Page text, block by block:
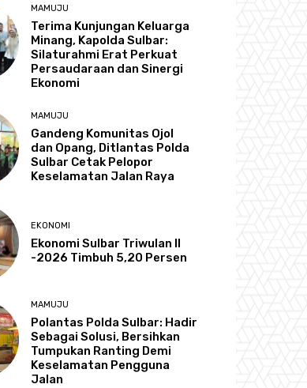
MAMUJU
Terima Kunjungan Keluarga
Minang, Kapolda Sulbar:
Silaturahmi Erat Perkuat
Persaudaraan dan Sinergi
Ekonomi
MAMUJU
Gandeng Komunitas Ojol
dan Opang, Ditlantas Polda
Sulbar Cetak Pelopor
Keselamatan Jalan Raya
EKONOMI
Ekonomi Sulbar Triwulan II
-2026 Timbuh 5,20 Persen
MAMUJU
Polantas Polda Sulbar: Hadir
Sebagai Solusi, Bersihkan
Tumpukan Ranting Demi
Keselamatan Pengguna
Jalan